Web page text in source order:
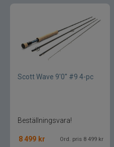
Benecchi
Bomber
Scott Wave 9'0'' #9 4-pc
Beställningsvara!
8 499 kr Ord. pris 8 499 kr